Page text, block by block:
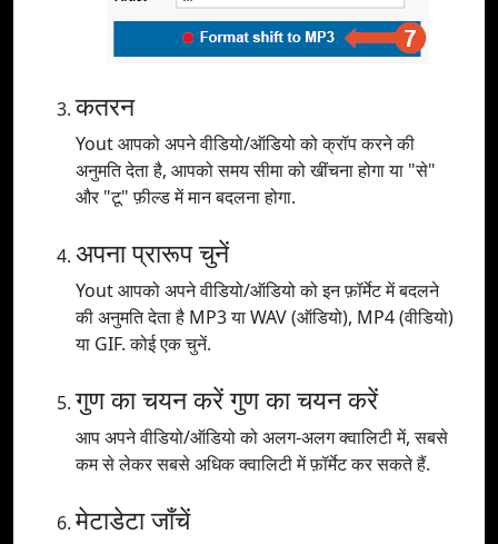
कतरन
Yout आपको अपने वीडियो/ऑडियो को क्रॉप करने की
अनुमति देता है, आपको समय सीमा को खींचना होगा या "से"
और "टू" फ़ील्ड में मान बदलना होगा.
अपना प्रारूप चुनें
Yout आपको अपने वीडियो/ऑडियो को इन फ़ॉर्मेट में बदलने
की अनुमति देता है MP3 या WAV (ऑडियो), MP4 (वीडियो)
या GIF. कोई एक चुनें.
गुण का चयन करें गुण का चयन करें
आप अपने वीडियो/ऑडियो को अलग-अलग क्वालिटी में, सबसे
कम से लेकर सबसे अधिक क्वालिटी में फ़ॉर्मेट कर सकते हैं.
मेटाडेटा जाँचें